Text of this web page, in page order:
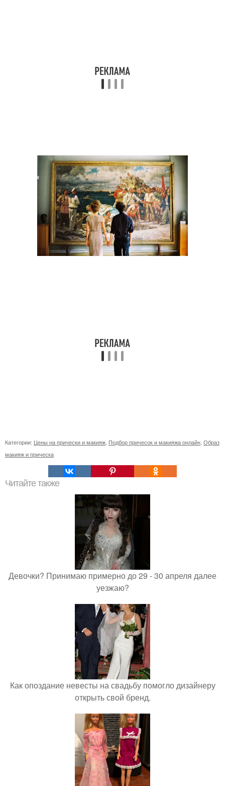
Категории: Цены на прически и макияж Подбор причесок и макияжа онлайн Образ
макияж и прическа
Читайте также
Девочки? Принимаю примерно до 29 - 30 апреля далее
уезжаю?
Как опоздание невесты на свадьбу помогло дизайнеру
открыть свой бренд.